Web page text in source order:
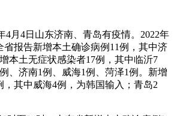
4月4日山东济南、青岛有疫情。2022年
省报告新增本土确诊病例11例，其中济
本土无症状感染者17例，其中临沂7
、济南1例、威海1例、菏泽1例。新增
，其中威海4例，为韩国输入；青岛2